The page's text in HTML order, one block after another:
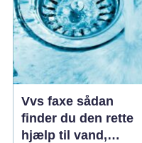
Vvs faxe sådan
finder du den rette
hjælp til vand,